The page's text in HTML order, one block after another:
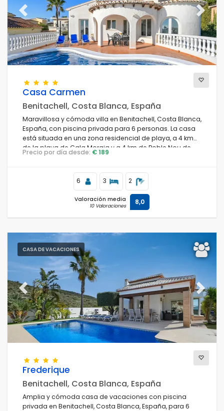
Previous Next
Casa Carmen
Benitachell, Costa Blanca, España
Maravillosa y cómoda villa en Benitachell, Costa Blanca,
España, con piscina privada para 6 personas. La casa
está situada en una zona residencial de playa, a 4 km
de la playa de Cala Moraig y a 4 km de Poble Nou de
Benitachell.
Precio por día desde: € 189
6 3 2
Valoración media
10 Valoraciones 8,0
CASA DE VACACIONES
Previous Next
Frederique
Benitachell, Costa Blanca, España
Amplia y cómoda casa de vacaciones con piscina
privada en Benitachell, Costa Blanca, España, para 6